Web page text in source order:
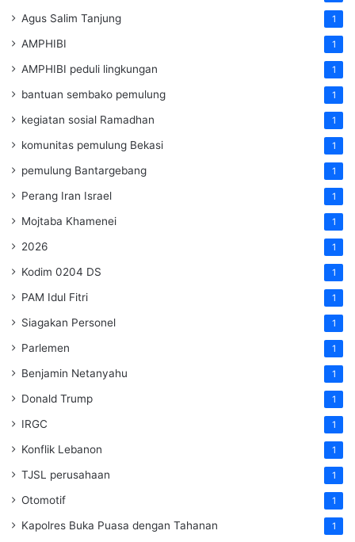
Agus Salim Tanjung 1
AMPHIBI 1
AMPHIBI peduli lingkungan 1
bantuan sembako pemulung 1
kegiatan sosial Ramadhan 1
komunitas pemulung Bekasi 1
pemulung Bantargebang 1
Perang Iran Israel 1
Mojtaba Khamenei 1
2026 1
Kodim 0204 DS 1
PAM Idul Fitri 1
Siagakan Personel 1
Parlemen 1
Benjamin Netanyahu 1
Donald Trump 1
IRGC 1
Konflik Lebanon 1
TJSL perusahaan 1
Otomotif 1
Kapolres Buka Puasa dengan Tahanan 1